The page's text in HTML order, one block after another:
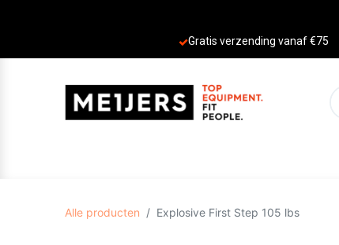
Gratis verzending vanaf €75
Alle producten Explosive First Step 105 lbs